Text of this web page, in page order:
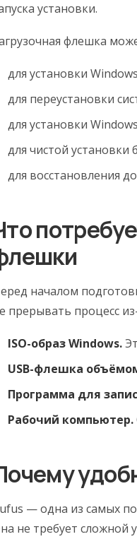
установки.
флешка
для установки
для переустановки
для установки
для чистой установки
для восстановления
началом
прерывать процесс
ISO-образ Windows.
USB-флешка
Программа для
Рабочий компьютер.
— одна из самых
не требует сложной